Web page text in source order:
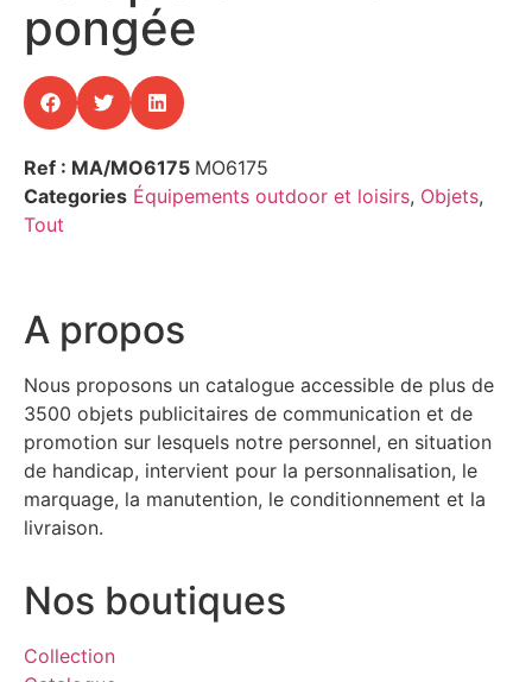
pongée
Ref : MA/MO6175 MO6175
Categories Équipements outdoor et loisirs, Objets,
Tout
A propos
Nous proposons un catalogue accessible de plus de
3500 objets publicitaires de communication et de
promotion sur lesquels notre personnel, en situation
de handicap, intervient pour la personnalisation, le
marquage, la manutention, le conditionnement et la
livraison.
Nos boutiques
Collection